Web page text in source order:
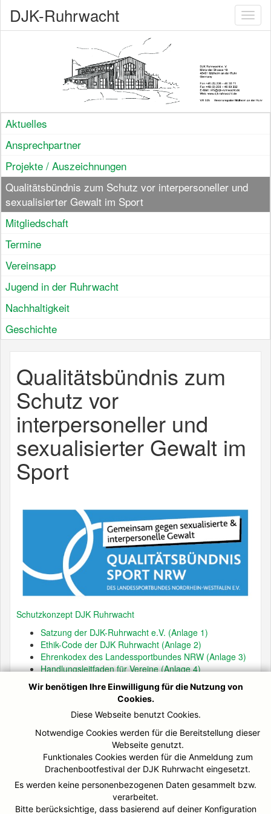
DJK-Ruhrwacht
Aktuelles
Ansprechpartner
Projekte / Auszeichnungen
Qualitätsbündnis zum Schutz vor interpersoneller und
sexualisierter Gewalt im Sport
Mitgliedschaft
Termine
Vereinsapp
Jugend in der Ruhrwacht
Nachhaltigkeit
Geschichte
Qualitätsbündnis zum
Schutz vor
interpersoneller und
sexualisierter Gewalt im
Sport
Schutzkonzept DJK Ruhrwacht
Satzung der DJK-Ruhrwacht e.V. (Anlage 1)
Ethik-Code der DJK Ruhrwacht (Anlage 2)
Ehrenkodex des Landessportbundes NRW (Anlage 3)
Handlungsleitfaden für Vereine (Anlage 4)
LSB-Elternkompass (Anlage 5)
Broschüre "Finger weg! Pack mich nicht an!" (Anlage 6)
Broschüre "Wir können auch anders!" (Anlage 7)
Mitgliedschaftsurkunde Qualitätsbündnis
Direkter Kontaktvertrauensperson@djk-ruhrwacht.de
Pressemeldung DJK Ruhrwacht e.V. schafft Aufnahme ins
Qualitätsbündnis Sport NRW
Wir benötigen Ihre Einwilligung für die Nutzung von
Cookies.
Diese Webseite benutzt Cookies.
Notwendige Cookies werden für die Bereitstellung dieser
Webseite genutzt.
Funktionales Cookies werden für die Anmeldung zum
Drachenbootfestival der DJK Ruhrwacht eingesetzt.
Es werden keine personenbezogenen Daten gesammelt bzw.
verarbeitet.
Bitte berücksichtige, dass basierend auf deiner Konfiguration